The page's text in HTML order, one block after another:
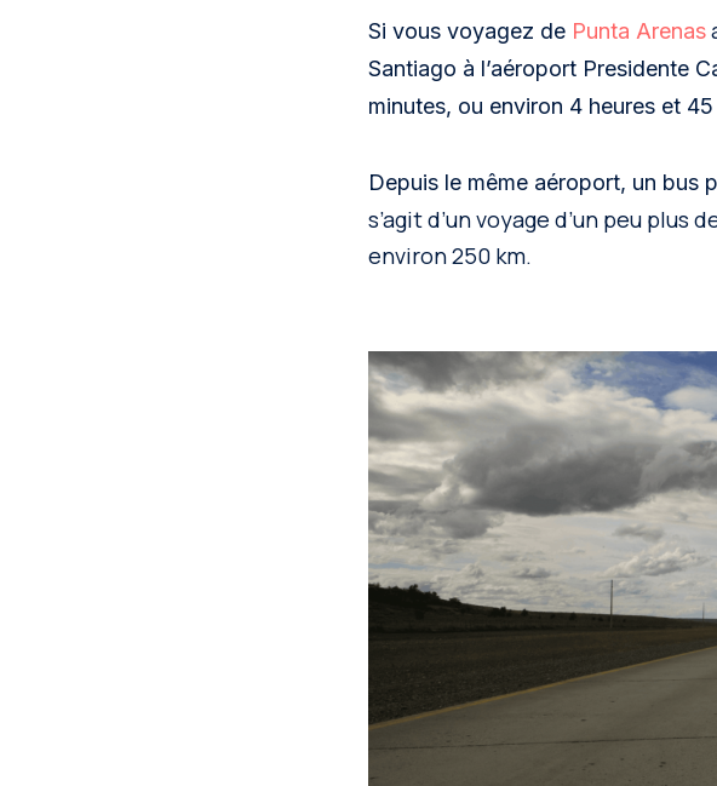
Si vous voyagez de Punta Arenas
Santiago à l’aéroport Presidente
minutes, ou environ 4 heures et
Depuis le même aéroport, un bus
s’agit d’un voyage d’un peu
environ 250 km.